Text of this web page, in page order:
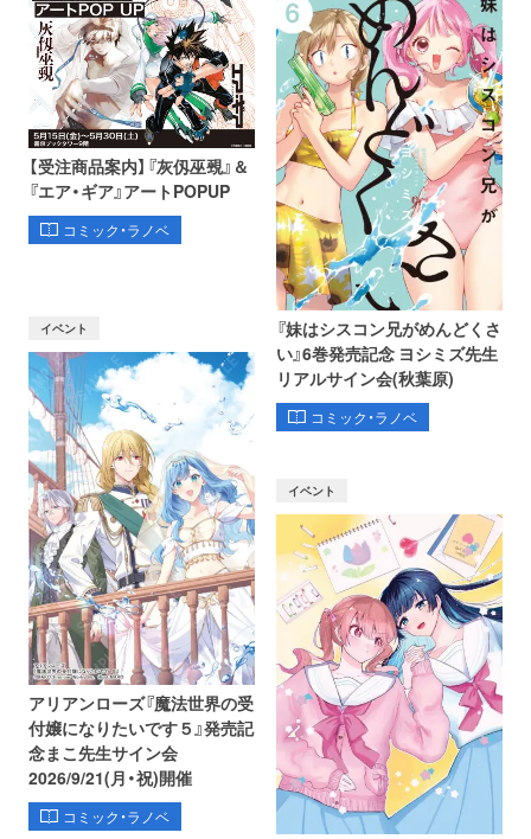
【受注商品案内】『灰仭巫覡』＆
『エア・ギア』アートPOPUP
コミック・ラノベ
『妹はシスコン兄がめんどくさ
い』6巻発売記念 ヨシミズ先生
リアルサイン会(秋葉原)
コミック・ラノベ
イベント
アリアンローズ『魔法世界の受
付嬢になりたいです５』発売記
念まこ先生サイン会
2026/9/21(月・祝)開催
コミック・ラノベ
イベント